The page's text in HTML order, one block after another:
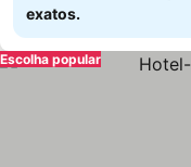
exatos.
Escolha popular